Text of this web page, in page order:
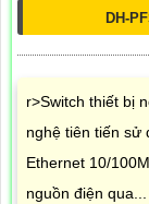
DH-
r>Switch thiết bị
nghệ tiên tiến sử
Ethernet 10/
nguồn điện qua...